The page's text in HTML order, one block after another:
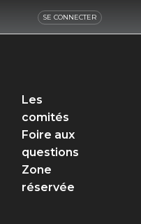
SE CONNECTER
Les
comités
Foire aux
questions
Zone
réservée